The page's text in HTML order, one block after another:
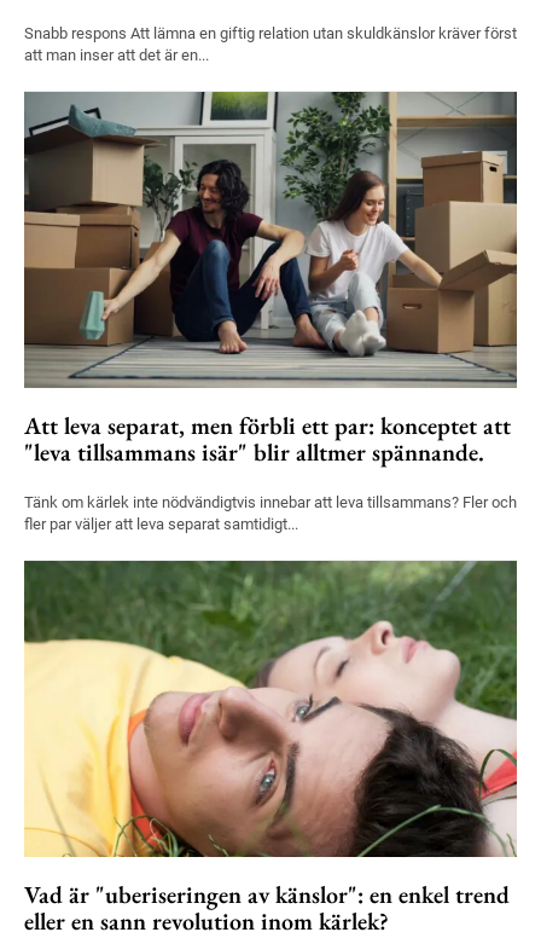
Snabb respons Att lämna en giftig relation utan skuldkänslor kräver först
att man inser att det är en...
Att leva separat, men förbli ett par: konceptet att
"leva tillsammans isär" blir alltmer spännande.
Tänk om kärlek inte nödvändigtvis innebar att leva tillsammans? Fler och
fler par väljer att leva separat samtidigt...
Vad är "uberiseringen av känslor": en enkel trend
eller en sann revolution inom kärlek?